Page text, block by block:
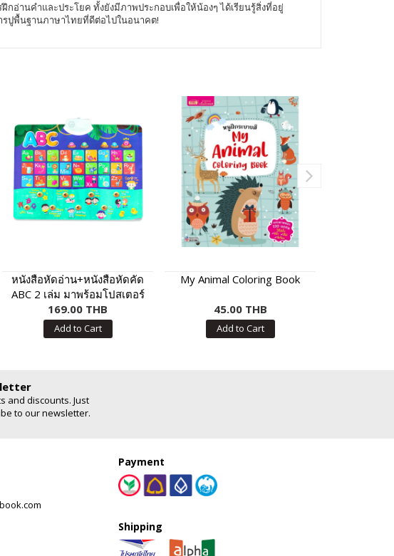
อ่านคำและประโยค ทั้งยังมีภาพประกอบเพื่อให้น้องๆ ได้เรียนรู้สิ่งที่อยู่
ปูพื้นฐานภาษาไทยที่ดีต่อไปในอนาคต!
หนังสือหัดอ่าน+หนังสือหัดคัด
ABC 2 เล่ม มาพร้อมโปสเตอร์
พูดได้ กดแล้วมีเสียง ABC
169.00 THB
Add to Cart
My Animal Coloring Book
45.00 THB
Add to Cart
and discounts. Just
to our newsletter.
Payment
Shipping